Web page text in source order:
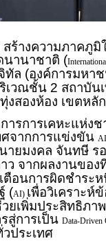
ร้างความภาคภูมิ
นานาชาติ (
ล (องค์การมหา
เวณชั้น 2 สถาบัน
สองห้อง เขตหลัก
รการเคหะแห่งช
ศจากการแข่งขัน
ายมงคล จันทษี ร
ว จากผลงานของ
อนการผิดชำระ
(AI) เพื่อวิเคราะห์
เพิ่มประสิทธิภา
สู่การเป็น Data-Driven
ประเทศ